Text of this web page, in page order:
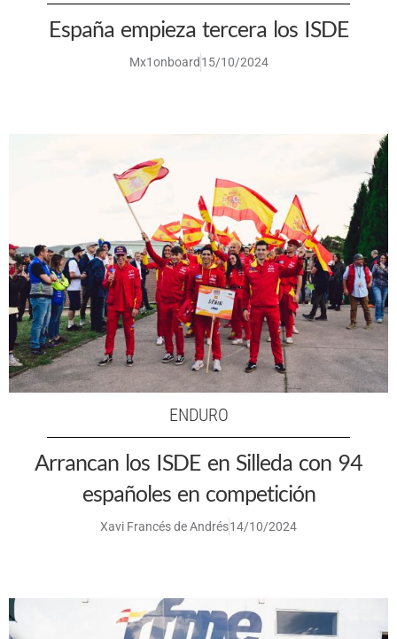
España empieza tercera los ISDE
Mx1onboard 15/10/2024
ENDURO
Arrancan los ISDE en Silleda con 94
españoles en competición
Xavi Francés de Andrés14/10/2024